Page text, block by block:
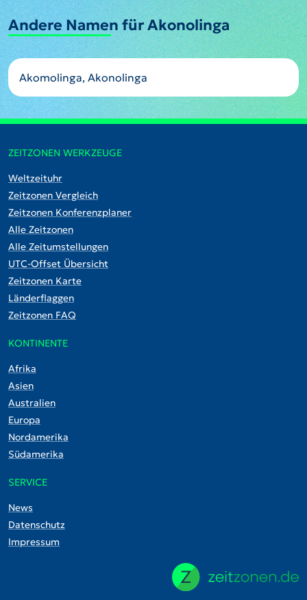
Andere Namen für Akonolinga
Akomolinga, Akonolinga
ZEITZONEN WERKZEUGE
Weltzeituhr
Zeitzonen Vergleich
Zeitzonen Konferenzplaner
Alle Zeitzonen
Alle Zeitumstellungen
UTC-Offset Übersicht
Zeitzonen Karte
Länderflaggen
Zeitzonen FAQ
KONTINENTE
Afrika
Asien
Australien
Europa
Nordamerika
Südamerika
SERVICE
News
Datenschutz
Impressum